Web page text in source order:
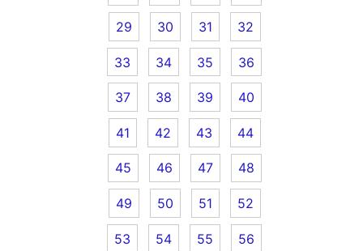
29 30 31 32
33 34 35 36
37 38 39 40
41 42 43 44
45 46 47 48
49 50 51 52
53 54 55 56